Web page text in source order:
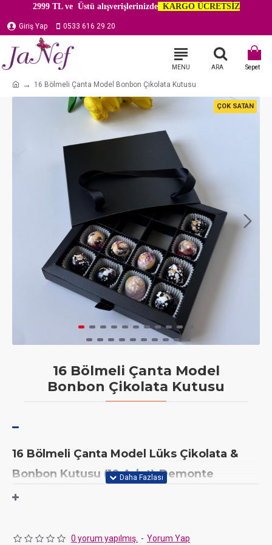
2999 TL ve Üstü alışverişlerinizdeKARGO ÜCRETSİZ
Giriş Yap 0533 616 29 20
16 Bölmeli Çanta Model Bonbon Çikolata Kutusu
ÇOK SATAN
16 Bölmeli Çanta Model
Bonbon Çikolata Kutusu
16 Bölmeli Çanta Model Lüks Çikolata &
Bonbon Kutusu (10 Adet)-Demonte
Ölçü: 16x16x2,5 cm( bölme ölçüsü 38 mm x 38 mm x 25
0 yorum yapılmış. - Yorum Yap